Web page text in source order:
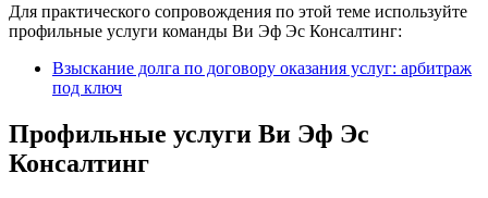
Для практического сопровождения по этой теме используйте
профильные услуги команды Ви Эф Эс Консалтинг:
Взыскание долга по договору оказания услуг: арбитраж
под ключ
Профильные услуги Ви Эф Эс
Консалтинг